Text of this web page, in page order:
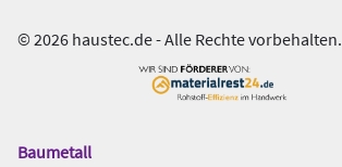
© 2026 haustec.de - Alle Rechte vorbehalten.
Das
Baumetall